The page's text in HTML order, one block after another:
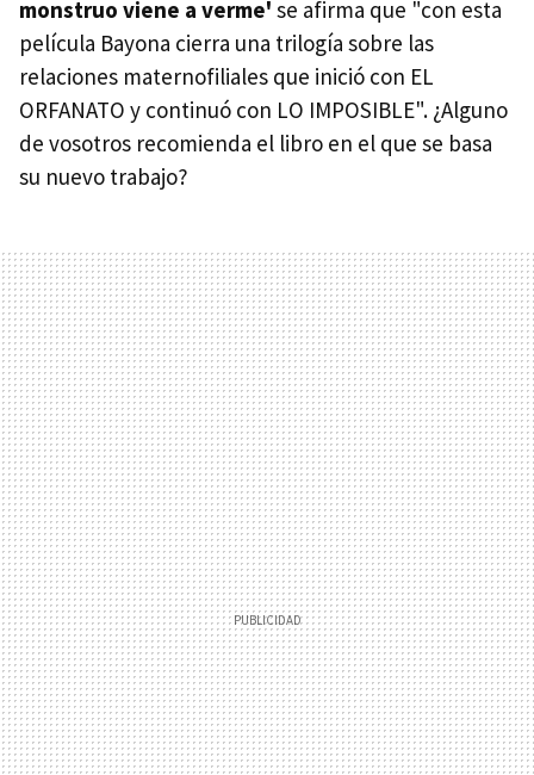
monstruo viene a verme' se afirma que "con esta
película Bayona cierra una trilogía sobre las
relaciones maternofiliales que inició con EL
ORFANATO y continuó con LO IMPOSIBLE". ¿Alguno
de vosotros recomienda el libro en el que se basa
su nuevo trabajo?